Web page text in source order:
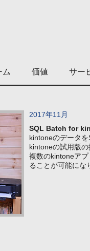
ム 価値 サー
2017年11月
SQL Batch for
kintoneのデータ
kintoneの試用版
複数のkintoneア
ることが可能にな